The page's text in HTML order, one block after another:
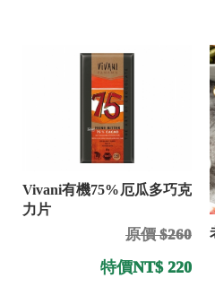
Vivani有機75%厄瓜多巧克
力片
原價 $260
特價NT$ 220